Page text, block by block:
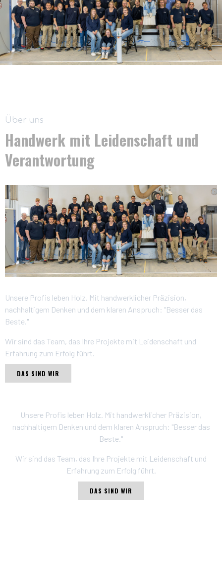
Über uns
Handwerk mit Leidenschaft und
Verantwortung
Unsere Profis leben Holz. Mit handwerklicher Präzision,
nachhaltigem Denken und dem klaren Anspruch: "Besser das
Beste."
Wir sind das Team, das Ihre Projekte mit Leidenschaft und
Erfahrung zum Erfolg führt.
DAS SIND WIR
Unsere Profis leben Holz. Mit handwerklicher Präzision,
nachhaltigem Denken und dem klaren Anspruch: "Besser das
Beste."
Wir sind das Team, das Ihre Projekte mit Leidenschaft und
Erfahrung zum Erfolg führt.
DAS SIND WIR